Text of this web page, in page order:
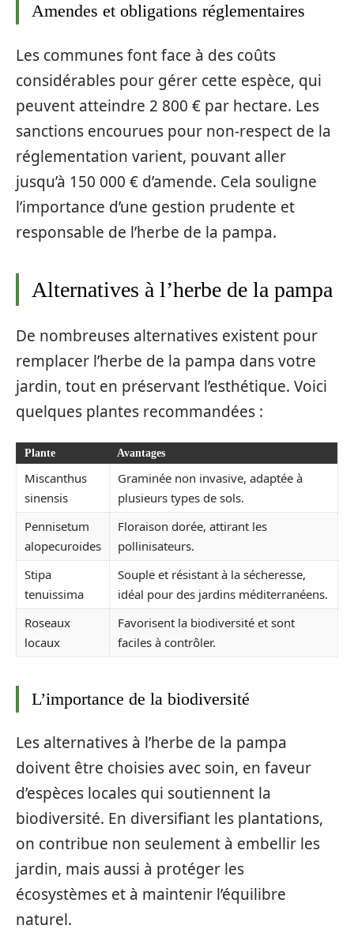
Amendes et obligations réglementaires
Les communes font face à des coûts
considérables pour gérer cette espèce, qui
peuvent atteindre 2 800 € par hectare. Les
sanctions encourues pour non-respect de la
réglementation varient, pouvant aller
jusqu’à 150 000 € d’amende. Cela souligne
l’importance d’une gestion prudente et
responsable de l’herbe de la pampa.
Alternatives à l’herbe de la pampa
De nombreuses alternatives existent pour
remplacer l’herbe de la pampa dans votre
jardin, tout en préservant l’esthétique. Voici
quelques plantes recommandées :
Plante Avantages
Miscanthus
sinensis
Graminée non invasive, adaptée à
plusieurs types de sols.
Pennisetum
alopecuroides
Floraison dorée, attirant les
pollinisateurs.
Stipa
tenuissima
Souple et résistant à la sécheresse,
idéal pour des jardins méditerranéens.
Roseaux
locaux
Favorisent la biodiversité et sont
faciles à contrôler.
L’importance de la biodiversité
Les alternatives à l’herbe de la pampa
doivent être choisies avec soin, en faveur
d’espèces locales qui soutiennent la
biodiversité. En diversifiant les plantations,
on contribue non seulement à embellir les
jardin, mais aussi à protéger les
écosystèmes et à maintenir l’équilibre
naturel.